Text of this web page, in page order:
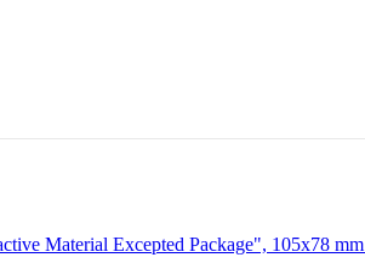
Material Excepted Package", 105x78 mm